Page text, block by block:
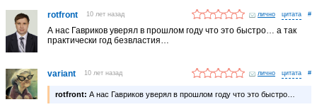
rotfront 10 лет назад лично #
А нас Гавриков уверял в прошлом году что это быстро… а так
практически год безвластия…
variant 10 лет назад лично #
rotfront: А нас Гавриков уверял в прошлом году что это быстро…